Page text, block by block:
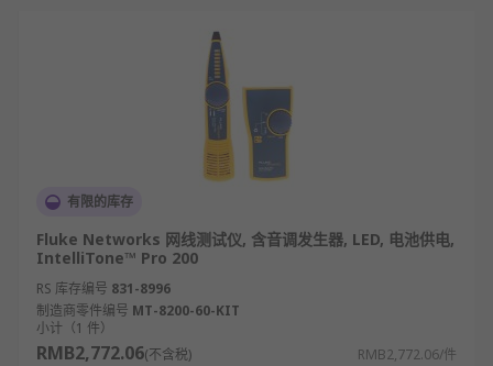
有限的库存
Fluke Networks 网线测试仪, 含音调发生器, LED, 电池供电,
IntelliTone™ Pro 200
RS 库存编号 831-8996
制造商零件编号 MT-8200-60-KIT
小计（1 件）
RMB2,772.06(不含税) RMB2,772.06/件